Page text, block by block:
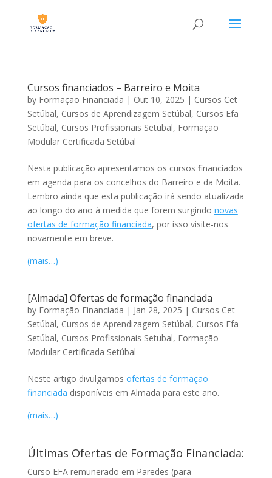
Cursos financiados – Barreiro e Moita
by Formação Financiada | Out 10, 2025 | Cursos Cet
Setúbal, Cursos de Aprendizagem Setúbal, Cursos Efa
Setúbal, Cursos Profissionais Setubal, Formação
Modular Certificada Setúbal
Nesta publicação apresentamos os cursos financiados
em agenda para os concelhos do Barreiro e da Moita.
Lembro ainda que esta publicação irá sendo atualizada
ao longo do ano à medida que forem surgindo novas
ofertas de formação financiada, por isso visite-nos
novamente em breve.
(mais…)
[Almada] Ofertas de formação financiada
by Formação Financiada | Jan 28, 2025 | Cursos Cet
Setúbal, Cursos de Aprendizagem Setúbal, Cursos Efa
Setúbal, Cursos Profissionais Setubal, Formação
Modular Certificada Setúbal
Neste artigo divulgamos ofertas de formação
financiada disponíveis em Almada para este ano.
(mais…)
Últimas Ofertas de Formação Financiada:
Curso EFA remunerado em Paredes (para